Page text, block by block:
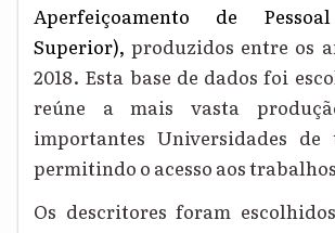
Aperfeiçoamento de
Superior), produzidos entre os
2018. Esta base de dados foi
reúne a mais vasta
importantes Universidades
permitindo o acesso aos
Os descritores foram